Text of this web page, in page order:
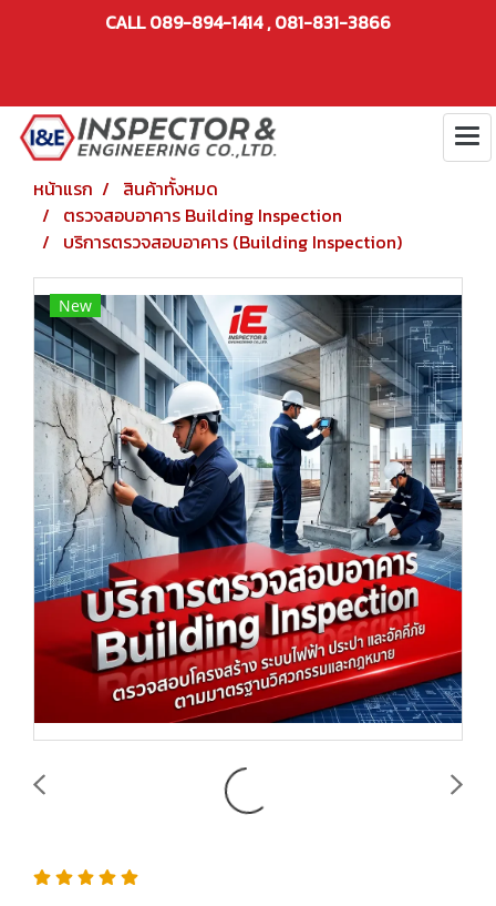
CALL 089-894-1414 , 081-831-3866
หน้าแรก
สินค้าทั้งหมด
ตรวจสอบอาคาร Building Inspection
บริการตรวจสอบอาคาร (Building Inspection)
New